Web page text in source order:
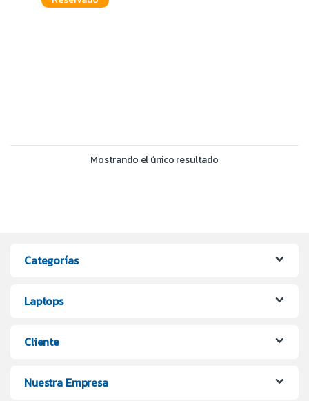
Mostrando el único resultado
Categorías
Laptops
Cliente
Nuestra Empresa